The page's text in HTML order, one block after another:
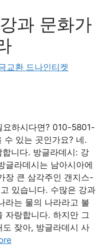
과 문화가
교환 드나인티켓
요하시다면? 010-5801-
수 있는 곳인가요? 네.
니다. 방글라데시: 강
글라데시는 남아시아에
장 큰 삼각주인 갠지스-
있습니다. 수많은 강과
라는 물의 나라라고 불
자랑합니다. 하지만 그
잦아, 방글라데시 사